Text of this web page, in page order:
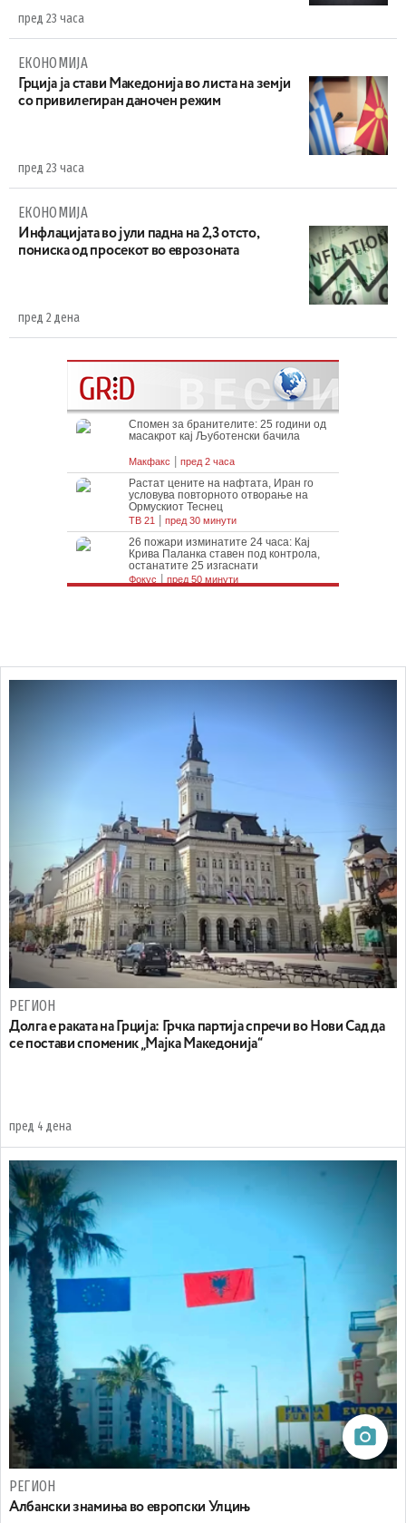
пред 23 часа
ЕКОНОМИЈА
Грција ја стави Македонија во листа на земји
со привилегиран даночен режим
пред 23 часа
ЕКОНОМИЈА
Инфлацијата во јули падна на 2,3 отсто,
пониска од просекот во еврозоната
пред 2 дена
РЕГИОН
Долга е раката на Грција: Грчка партија спречи во Нови Сад да
се постави споменик „Мајка Македонија“
пред 4 дена
РЕГИОН
Aлбански знамиња во европски Улцињ